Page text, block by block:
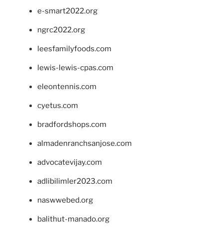
e-smart2022.org
ngrc2022.org
leesfamilyfoods.com
lewis-lewis-cpas.com
eleontennis.com
cyetus.com
bradfordshops.com
almadenranchsanjose.com
advocatevijay.com
adlibilimler2023.com
naswwebed.org
balithut-manado.org